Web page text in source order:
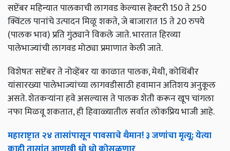
सप्टेंबर महिन्यात पालकाची लागवड केल्यास हेक्टरी 150 ते 250
क्विंटल पानांचे उत्पादन मिळू शकते, जे बाजारात 15 ते 20 रुपये
(पालक भाव) प्रति गुंठ्याने विकले जाते. भारतात हिरव्या
पालेभाज्यांची लागवड मोठ्या प्रमाणात केली जाते.
विशेषतः सप्टेंबर ते नोव्हेंबर या काळात पालक, मेथी, कोथिंबीर
यांसारख्या पालेभाज्यांच्या लागवडीसाठी हवामान अतिशय अनुकूल
असते. शेतकर्‍यांना हवे असल्यास ते पालक शेती करून खूप चांगला
नफा मिळवू शकतात, ही हिवाळ्यातील सर्वात लोकप्रिय भाजी आहे.
महाराष्ट्रात २४ तासांपासून पावसाचे थैमान! ३ जणांचा मृत्यू; येत्या